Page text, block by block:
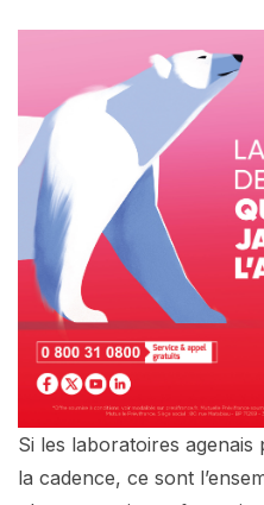
Si les laboratoires
la cadence, ce sont